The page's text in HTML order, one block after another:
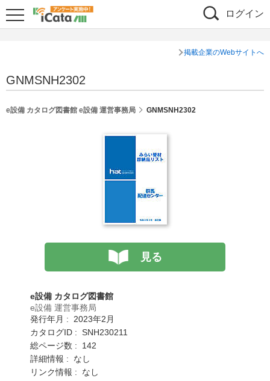
ログイン
掲載企業のWebサイトへ
GNMSNH2302
e設備 カタログ図書館 e設備 運営事務局 GNMSNH2302
見る
e設備 カタログ図書館
e設備 運営事務局
発行年月 : 2023年2月
カタログID : SNH230211
総ページ数 : 142
詳細情報 : なし
リンク情報 : なし